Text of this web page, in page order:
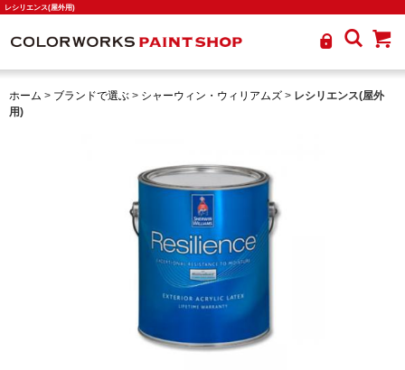
レシリエンス(屋外用)
ホーム > ブランドで選ぶ > シャーウィン・ウィリアムズ > レシリエンス(屋外
用)